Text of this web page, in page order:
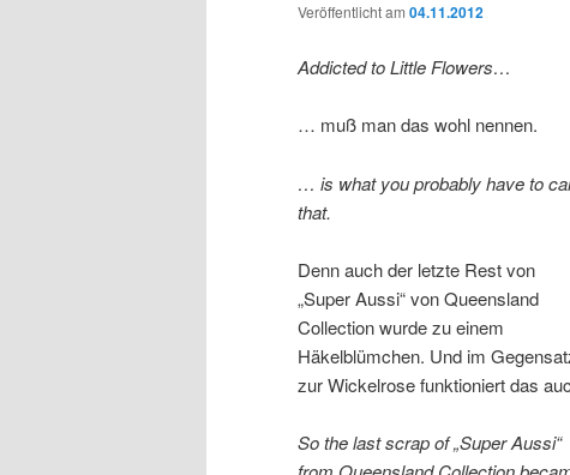
Veröffentlicht am 04.11.2012
Addicted to Little Flowers…
… muß man das wohl nennen.
… is what you probably have to
that.
Denn auch der letzte Rest von
„Super Aussi“ von Queensland
Collection wurde zu einem
Häkelblümchen. Und im
zur Wickelrose funktioniert das
So the last scrap of „Super Aussi“